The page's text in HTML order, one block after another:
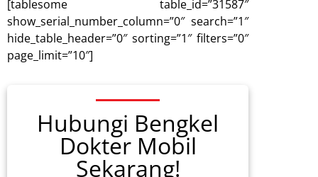
[tablesome table_id=”31587″
show_serial_number_column=”0″ search=”1″
hide_table_header=”0″ sorting=”1″ filters=”0″
page_limit=”10″]
Hubungi Bengkel
Dokter Mobil
Sekarang!